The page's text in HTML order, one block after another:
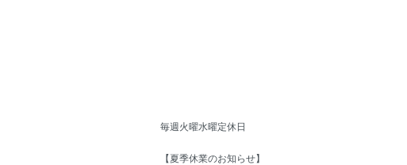
毎週火曜水曜定休日
【夏季休業のお知らせ】